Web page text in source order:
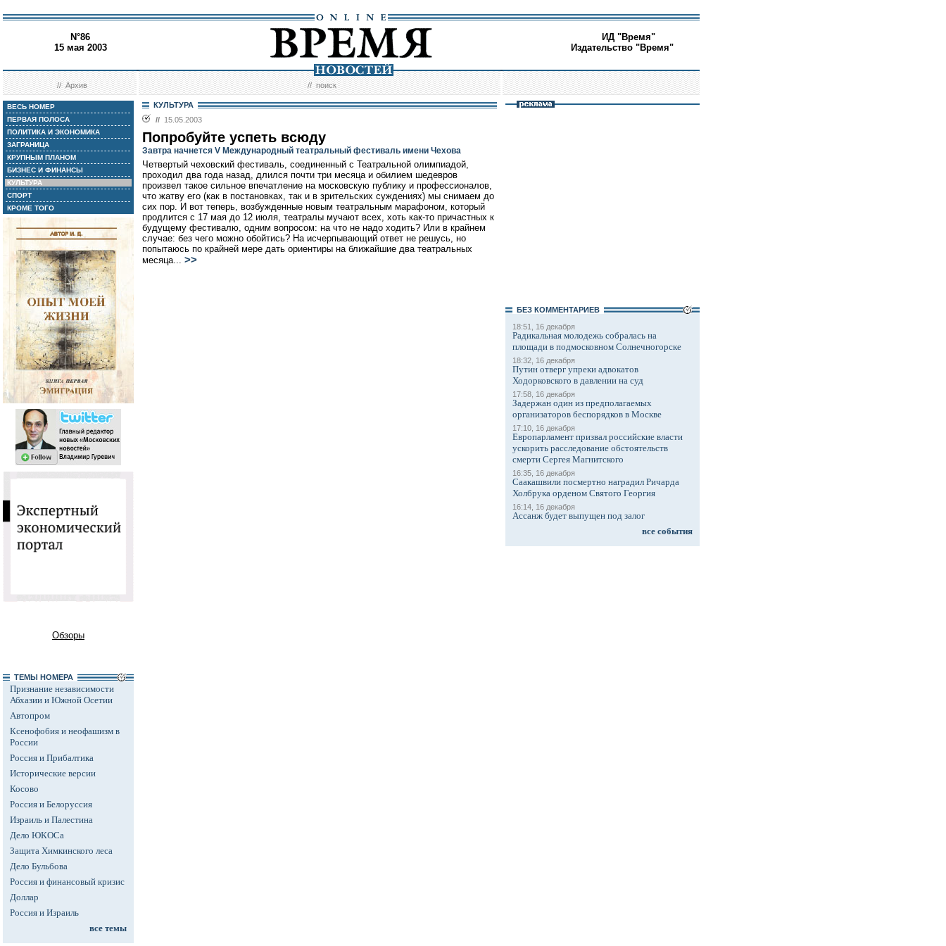
N°86
15 мая 2003
ИД "Время"
Издательство "Время"
//Архив //поиск
ВЕСЬ НОМЕР
ПЕРВАЯ ПОЛОСА
ПОЛИТИКА И ЭКОНОМИКА
ЗАГРАНИЦА
КРУПНЫМ ПЛАНОМ
БИЗНЕС И ФИНАНСЫ
КУЛЬТУРА
СПОРТ
КРОМЕ ТОГО
Обзоры
ТЕМЫ НОМЕРА
Признание независимости
Абхазии и Южной Осетии
Автопром
Ксенофобия и неофашизм в
России
Россия и Прибалтика
Исторические версии
Косово
Россия и Белоруссия
Израиль и Палестина
Дело ЮКОСа
Защита Химкинского леса
Дело Бульбова
Россия и финансовый кризис
Доллар
Россия и Израиль
все темы
КУЛЬТУРА
// 15.05.2003
Попробуйте успеть всюду
Завтра начнется V Международный театральный фестиваль имени Чехова
Четвертый чеховский фестиваль, соединенный с Театральной олимпиадой,
проходил два года назад, длился почти три месяца и обилием шедевров
произвел такое сильное впечатление на московскую публику и профессионалов,
что жатву его (как в постановках, так и в зрительских суждениях) мы снимаем до
сих пор. И вот теперь, возбужденные новым театральным марафоном, который
продлится с 17 мая до 12 июля, театралы мучают всех, хоть как-то причастных к
будущему фестивалю, одним вопросом: на что не надо ходить? Или в крайнем
случае: без чего можно обойтись? На исчерпывающий ответ не решусь, но
попытаюсь по крайней мере дать ориентиры на ближайшие два театральных
месяца... >>
БЕЗ КОМMЕНТАРИЕВ
18:51, 16 декабря
Радикальная молодежь собралась на
площади в подмосковном Солнечногорске
18:32, 16 декабря
Путин отверг упреки адвокатов
Ходорковского в давлении на суд
17:58, 16 декабря
Задержан один из предполагаемых
организаторов беспорядков в Москве
17:10, 16 декабря
Европарламент призвал российские власти
ускорить расследование обстоятельств
смерти Сергея Магнитского
16:35, 16 декабря
Саакашвили посмертно наградил Ричарда
Холбрука орденом Святого Георгия
16:14, 16 декабря
Ассанж будет выпущен под залог
все события